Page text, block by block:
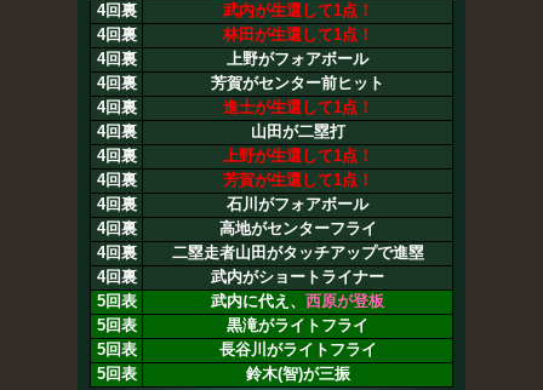
4回裏
武内が生還して1点！
4回裏
林田が生還して1点！
4回裏
上野がフォアボール
4回裏
芳賀がセンター前ヒット
4回裏
進士が生還して1点！
4回裏
山田が二塁打
4回裏
上野が生還して1点！
4回裏
芳賀が生還して1点！
4回裏
石川がフォアボール
4回裏
高地がセンターフライ
4回裏
二塁走者山田がタッチアップで進塁
4回裏
武内がショートライナー
5回表
武内に代え、 西原が登板
5回表
黒滝がライトフライ
5回表
長谷川がライトフライ
5回表
鈴木(智)が三振